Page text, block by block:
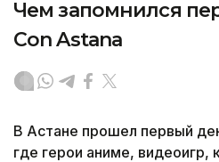
Чем запомнился
Con Astana
В Астане прошел первый
где герои аниме, видеоигр,